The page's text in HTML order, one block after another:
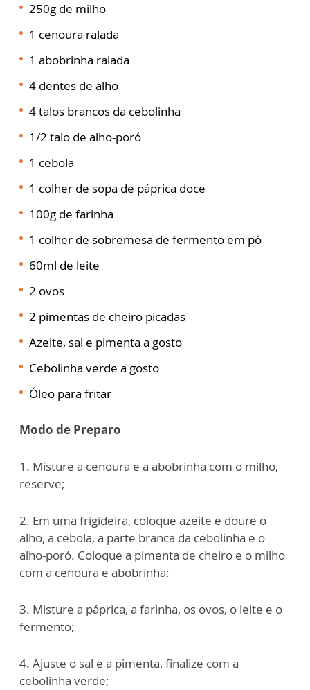
250g de milho
1 cenoura ralada
1 abobrinha ralada
4 dentes de alho
4 talos brancos da cebolinha
1/2 talo de alho-poró
1 cebola
1 colher de sopa de páprica doce
100g de farinha
1 colher de sobremesa de fermento em pó
60ml de leite
2 ovos
2 pimentas de cheiro picadas
Azeite, sal e pimenta a gosto
Cebolinha verde a gosto
Óleo para fritar
Modo de Preparo
1. Misture a cenoura e a abobrinha com o milho,
reserve;
2. Em uma frigideira, coloque azeite e doure o
alho, a cebola, a parte branca da cebolinha e o
alho-poró. Coloque a pimenta de cheiro e o milho
com a cenoura e abobrinha;
3. Misture a páprica, a farinha, os ovos, o leite e o
fermento;
4. Ajuste o sal e a pimenta, finalize com a
cebolinha verde;